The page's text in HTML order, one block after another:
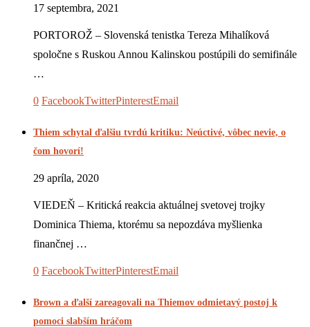
17 septembra, 2021
PORTOROŽ – Slovenská tenistka Tereza Mihalíková
spoločne s Ruskou Annou Kalinskou postúpili do semifinále
…
0 FacebookTwitterPinterestEmail
Thiem schytal ďalšiu tvrdú kritiku: Neúctivé, vôbec nevie, o
čom hovorí!
29 apríla, 2020
VIEDEŇ – Kritická reakcia aktuálnej svetovej trojky
Dominica Thiema, ktorému sa nepozdáva myšlienka
finančnej …
0 FacebookTwitterPinterestEmail
Brown a ďalší zareagovali na Thiemov odmietavý postoj k
pomoci slabším hráčom